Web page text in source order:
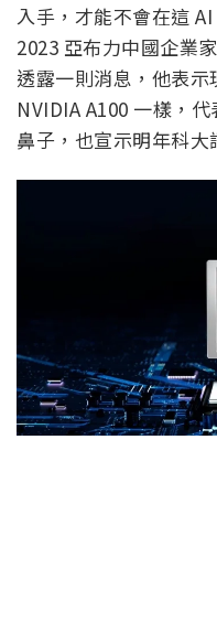
入手，才能不會在這
2023 亞布力中國企業
透露一則消息，他表
NVIDIA A100 一樣，
鼻子，也宣示明年科大